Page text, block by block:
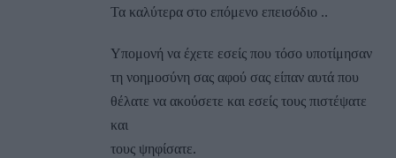
Τα καλύτερα στο επόμενο επεισόδιο ..
Υπομονή να έχετε εσείς που τόσο υποτίμησαν
τη νοημοσύνη σας αφού σας είπαν αυτά που
θέλατε να ακούσετε και εσείς τους πιστέψατε
και
τους ψηφίσατε.